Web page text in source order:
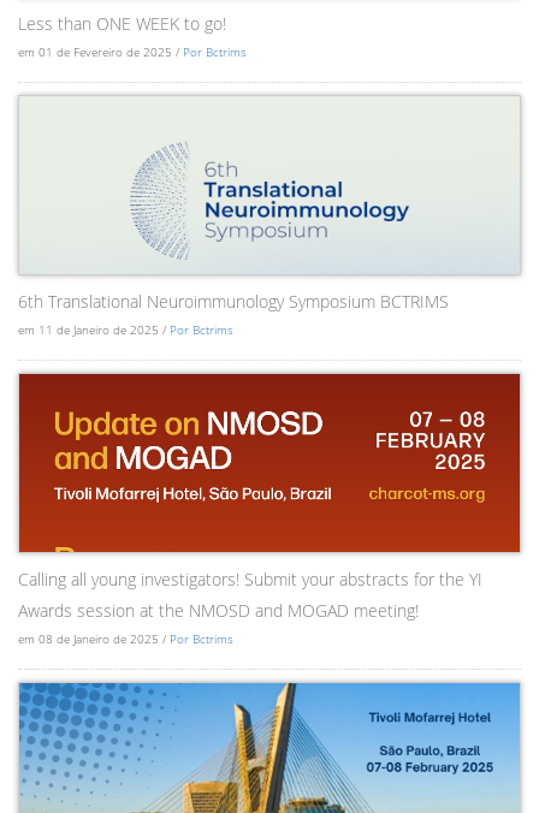
Less than ONE WEEK to go!
em 01 de Fevereiro de 2025 / Por Bctrims
6th Translational Neuroimmunology Symposium BCTRIMS
em 11 de Janeiro de 2025 / Por Bctrims
Calling all young investigators! Submit your abstracts for the YI
Awards session at the NMOSD and MOGAD meeting!
em 08 de Janeiro de 2025 / Por Bctrims